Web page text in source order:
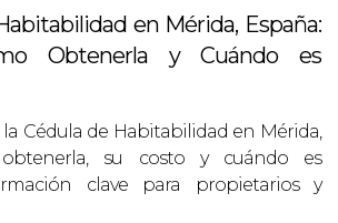
en Mérida, España:
Obtenerla y Cuándo es
Cédula de Habitabilidad en Mérida,
obtenerla, su costo y cuándo es
clave para propietarios y